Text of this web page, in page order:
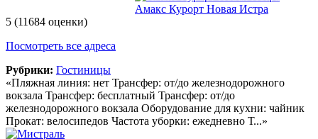
Амакс Курорт Новая Истра
5 (11684 оценки)
Посмотреть все адреса
Рубрики: Гостиницы
«Пляжная линия: нет Трансфер: от/до железнодорожного
вокзала Трансфер: бесплатный Трансфер: от/до
железнодорожного вокзала Оборудование для кухни: чайник
Прокат: велосипедов Частота уборки: ежедневно Т...»